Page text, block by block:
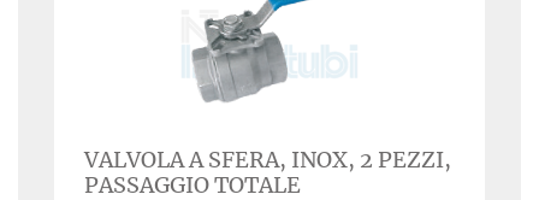
VALVOLA A SFERA, INOX, 2 PEZZI,
PASSAGGIO TOTALE